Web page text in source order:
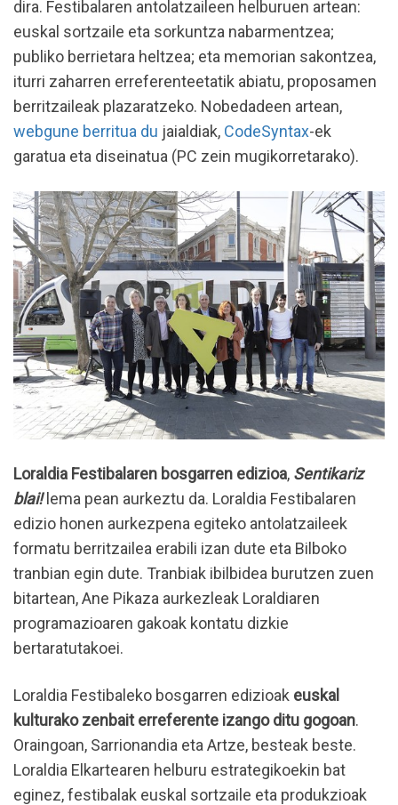
dira. Festibalaren antolatzaileen helburuen artean:
euskal sortzaile eta sorkuntza nabarmentzea;
publiko berrietara heltzea; eta memorian sakontzea,
iturri zaharren erreferenteetatik abiatu, proposamen
berritzaileak plazaratzeko. Nobedadeen artean,
webgune berritua du jaialdiak, CodeSyntax-ek
garatua eta diseinatua (PC zein mugikorretarako).
Loraldia Festibalaren bosgarren edizioa, Sentikariz
blai!lema pean aurkeztu da. Loraldia Festibalaren
edizio honen aurkezpena egiteko antolatzaileek
formatu berritzailea erabili izan dute eta Bilboko
tranbian egin dute. Tranbiak ibilbidea burutzen zuen
bitartean, Ane Pikaza aurkezleak Loraldiaren
programazioaren gakoak kontatu dizkie
bertaratutakoei.
Loraldia Festibaleko bosgarren edizioak euskal
kulturako zenbait erreferente izango ditu gogoan.
Oraingoan, Sarrionandia eta Artze, besteak beste.
Loraldia Elkartearen helburu estrategikoekin bat
eginez, festibalak euskal sortzaile eta produkzioak